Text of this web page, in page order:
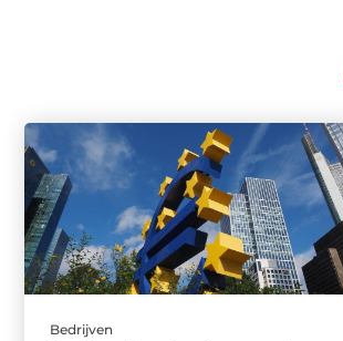
Bedrijven